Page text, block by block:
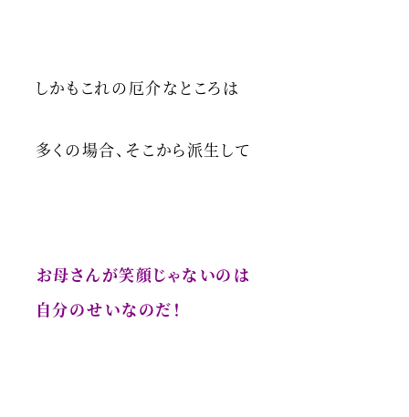
しかもこれの厄介なところは
多くの場合、そこから派生して
お母さんが笑顔じゃないのは
自分のせいなのだ！